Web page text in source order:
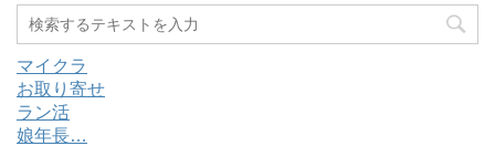
マイクラ
お取り寄せ
ラン活
娘年長…